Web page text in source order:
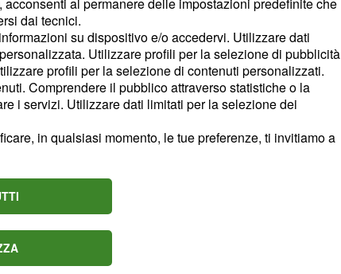
dai tecnici.
su dispositivo e/o accedervi. Utilizzare dati
Utilizzare profili per la selezione di pubblicità
profili per la selezione di contenuti personalizzati.
Comprendere il pubblico attraverso statistiche o la
i servizi. Utilizzare dati limitati per la selezione dei
in qualsiasi momento, le tue preferenze, ti invitiamo a